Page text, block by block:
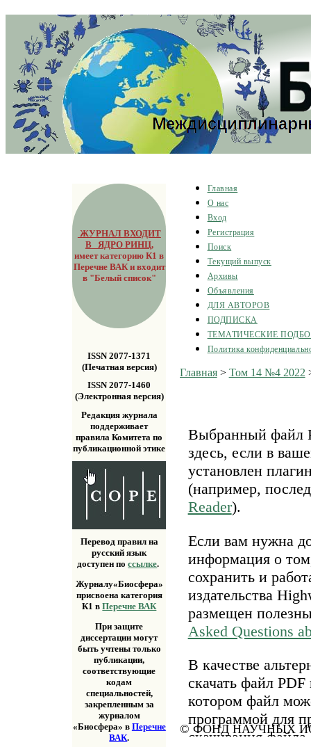
ЖУРНАЛ ВХОДИТ
В ЯДРО РИНЦ,
имеет категорию К1 в
Перечне ВАК и входит
в "Белый список"
ISSN 2077-1371
(Печатная версия)
ISSN 2077-1460
(Электронная версия)
Редакция журнала
поддерживает
правила Комитета по
публикационной этике
Перевод правил на
русский язык
доступен поссылке.
Журналу«Биосфера»
присвоена категория
К1 вПеречне ВАК
При защите
диссертации могут
быть учтены только
публикации,
соответствующие
кодам
специальностей,
закрепленным за
журналом
«Биосфера» в Перечне
ВАК.
Главная
О нас
Вход
Регистрация
Поиск
Текущий выпуск
Архивы
Объявления
ДЛЯ АВТОРОВ
ПОДПИСКА
ТЕМАТИЧЕСКИЕ
Политика
Главная> Том 14 №4 2022
Выбранный файл
здесь, если в
установлен
(например,
Reader).
Если вам нужна
информация о
сохранить и
издательства
размещен
Asked Questions
В качестве
скачать файл
котором файл
программой для
скачивания
© ФОНД НАУЧНЫХ